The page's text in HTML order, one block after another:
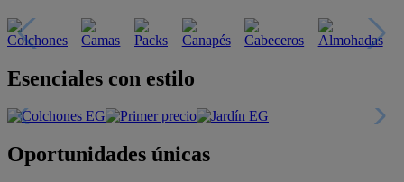
Esenciales con estilo
Oportunidades únicas